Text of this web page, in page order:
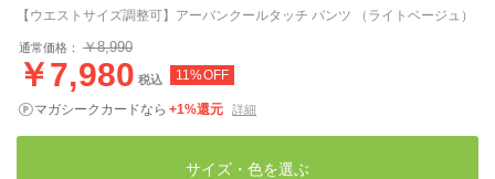
【ウエストサイズ調整可】アーバンクールタッチ パンツ （ライトベージュ）
通常価格： ￥8,990
￥7,980 税込 11%OFF
マガシークカードなら +1%還元 詳細
サイズ・色を選ぶ